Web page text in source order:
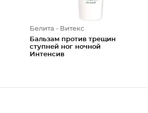
Белита - Витекс
Бальзам против трещин
ступней ног ночной
Интенсив